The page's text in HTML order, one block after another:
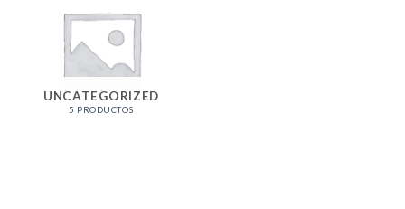
UNCATEGORIZED
5 PRODUCTOS